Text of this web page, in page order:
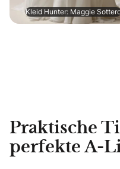
Kleid Hunter: Maggie
Praktische
perfekte A-